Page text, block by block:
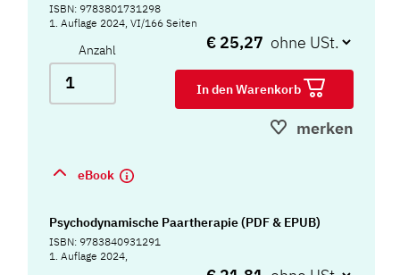
ISBN: 9783801731298
1. Auflage 2024, VI/166 Seiten
Anzahl € 25,27
In den Warenkorb
merken
eBook
Psychodynamische Paartherapie (PDF & EPUB)
ISBN: 9783840931291
1. Auflage 2024,